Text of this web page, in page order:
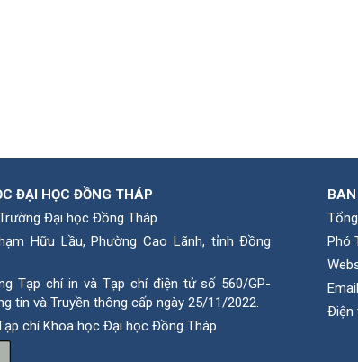
ĐẠI HỌC ĐỒNG THÁP
Đại học Đồng Tháp
Hữu Lầu, Phường Cao Lãnh, tỉnh Ðồng
Tạp chí in và Tạp chí điện tử số 560/GP-
tin và Truyền thông cấp ngày 25/11/2022.
chí Khoa học Đại học Đồng Tháp
Phó
Ðiện